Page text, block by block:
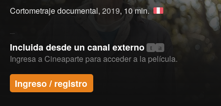
Cortometraje documental, 2019, 10 min.
Incluida desde un canal externo t a
Ingresa a Cineaparte para acceder a la película.
Ingreso / registro